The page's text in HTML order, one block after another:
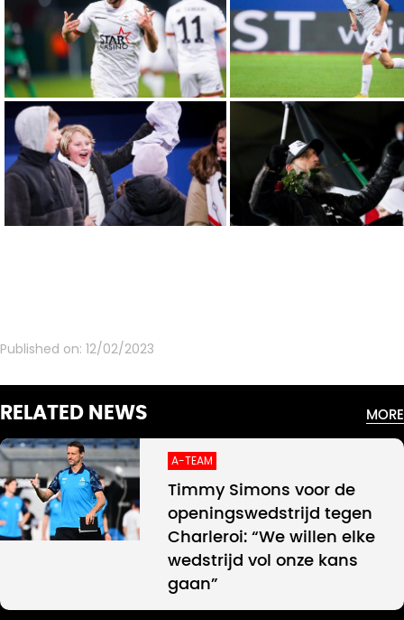
Published on: 12/02/2023
RELATED NEWS MORE
A-TEAM
Timmy Simons voor de
openingswedstrijd tegen
Charleroi: “We willen elke
wedstrijd vol onze kans
gaan”